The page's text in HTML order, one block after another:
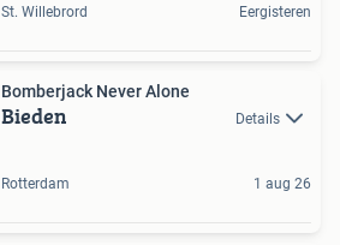
St. Willebrord Eergisteren
Bomberjack Never Alone
Bieden Details
Rotterdam 1 aug 26